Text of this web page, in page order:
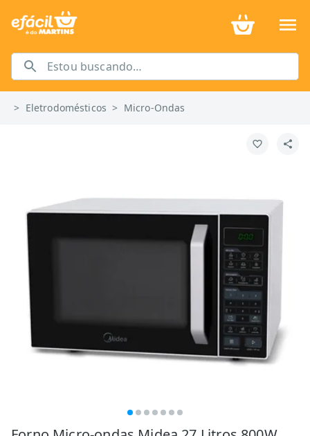
> Eletrodomésticos > Micro-Ondas